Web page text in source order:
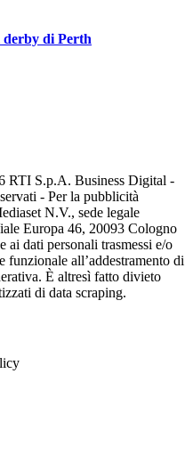
di Perth
RTI S.p.A. Business Digital -
- Per la pubblicità
N.V., sede legale
Europa 46, 20093 Cologno
ai dati personali trasmessi e/o
all’addestramento di
È altresì fatto divieto
di data scraping.